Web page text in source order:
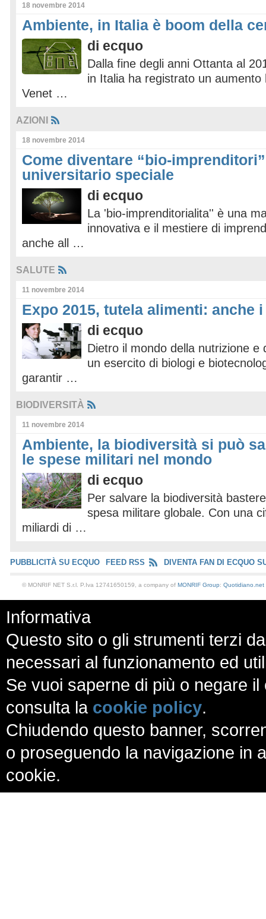
18 novembre 2014
Ambiente, in Italia è boom della
di ecquo
Dalla fine degli anni Ottanta al
in Italia ha registrato un
Venet …
AZIONI
18 novembre 2014
Come diventare “bio-
universitario speciale
di ecquo
La 'bio-imprenditorialita'' è una
innovativa e il mestiere di
anche all …
SALUTE
11 novembre 2014
Expo 2015, tutela alimenti: anche
di ecquo
Dietro il mondo della nutrizione e
un esercito di biologi e
garantir …
BIODIVERSITÀ
11 novembre 2014
Ambiente, la biodiversità si può
le spese militari nel mondo
di ecquo
Per salvare la biodiversità
spesa militare globale. Con una
miliardi di …
PUBBLICITÀ SU ECQUO FEED RSS DIVENTA FAN DI ECQUO
© MONRIF NET S.r.l. P.Iva 12741650159, a company of MONRIF Group: Quotidiano.net
Informativa
Questo sito o gli strumenti terzi
necessari al funzionamento ed
Se vuoi saperne di più o negare
consulta la cookie policy.
Chiudendo questo banner,
o proseguendo la navigazione in
cookie.